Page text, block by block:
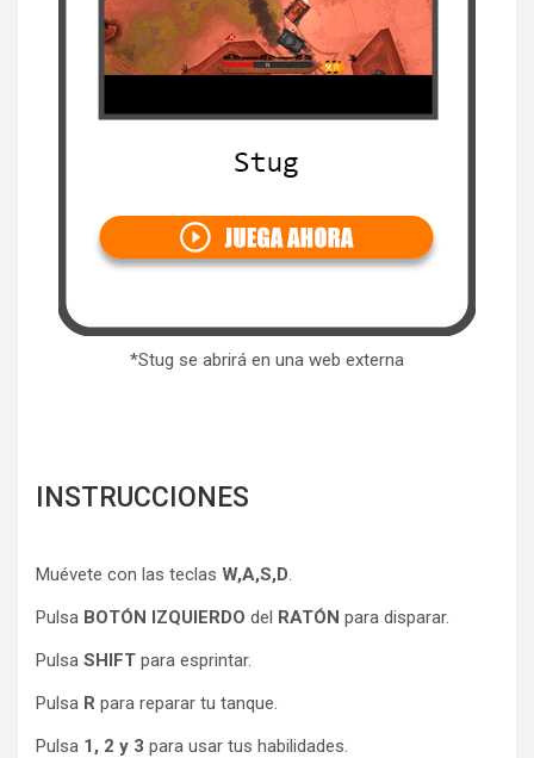
*Stug se abrirá en una web externa
INSTRUCCIONES
Muévete con las teclas W,A,S,D.
Pulsa BOTÓN IZQUIERDO del RATÓN para disparar.
Pulsa SHIFT para esprintar.
Pulsa R para reparar tu tanque.
Pulsa 1, 2 y 3 para usar tus habilidades.